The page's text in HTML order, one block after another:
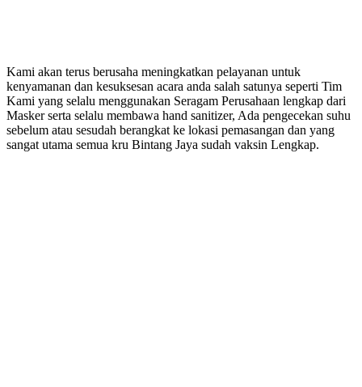
Kami akan terus berusaha meningkatkan pelayanan untuk
kenyamanan dan kesuksesan acara anda salah satunya seperti Tim
Kami yang selalu menggunakan Seragam Perusahaan lengkap dari
Masker serta selalu membawa hand sanitizer, Ada pengecekan suhu
sebelum atau sesudah berangkat ke lokasi pemasangan dan yang
sangat utama semua kru Bintang Jaya sudah vaksin Lengkap.